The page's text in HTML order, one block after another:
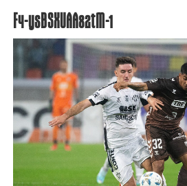
F4-ysBSXUAA82tM-1